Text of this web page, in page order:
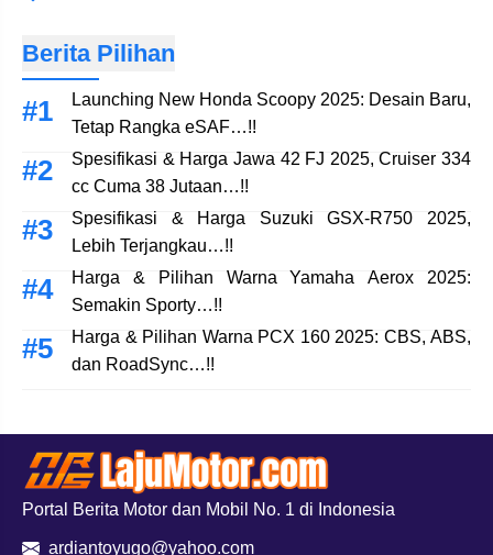
Berita Pilihan
Launching New Honda Scoopy 2025: Desain Baru,
Tetap Rangka eSAF…!!
Spesifikasi & Harga Jawa 42 FJ 2025, Cruiser 334
cc Cuma 38 Jutaan…!!
Spesifikasi & Harga Suzuki GSX-R750 2025,
Lebih Terjangkau…!!
Harga & Pilihan Warna Yamaha Aerox 2025:
Semakin Sporty…!!
Harga & Pilihan Warna PCX 160 2025: CBS, ABS,
dan RoadSync…!!
Portal Berita Motor dan Mobil No. 1 di Indonesia
ardiantoyugo@yahoo.com